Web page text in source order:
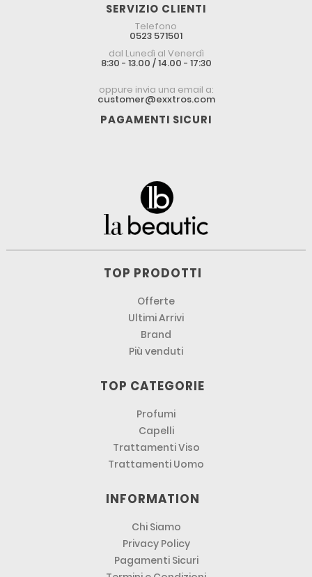
SERVIZIO CLIENTI
Telefono
0523 571501
dal Lunedì al Venerdì
8:30 - 13.00 / 14.00 - 17:30
oppure invia una email a:
customer@exxtros.com
PAGAMENTI SICURI
TOP PRODOTTI
Offerte
Ultimi Arrivi
Brand
Più venduti
TOP CATEGORIE
Profumi
Capelli
Trattamenti Viso
Trattamenti Uomo
INFORMATION
Chi Siamo
Privacy Policy
Pagamenti Sicuri